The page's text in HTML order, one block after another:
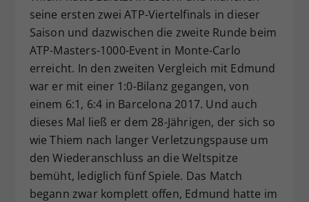
seine ersten zwei ATP-Viertelfinals in dieser
Saison und dazwischen die zweite Runde beim
ATP-Masters-1000-Event in Monte-Carlo
erreicht. In den zweiten Vergleich mit Edmund
war er mit einer 1:0-Bilanz gegangen, von
einem 6:1, 6:4 in Barcelona 2017. Und auch
dieses Mal ließ er dem 28-Jährigen, der sich so
wie Thiem nach langer Verletzungspause um
den Wiederanschluss an die Weltspitze
bemüht, lediglich fünf Spiele. Das Match
begann zwar komplett offen, Edmund hatte im